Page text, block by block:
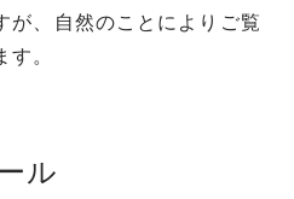
が、自然のことによりご覧
。
ル